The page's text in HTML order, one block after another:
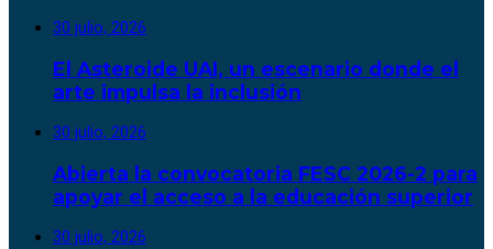
30 julio, 2026
El Asteroide UAI, un escenario donde el
arte impulsa la inclusión
30 julio, 2026
Abierta la convocatoria FESC 2026-2 para
apoyar el acceso a la educación superior
30 julio, 2026